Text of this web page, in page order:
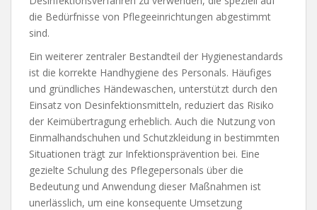
die Bedürfnisse von Pflegeeinrichtungen abgestimmt
sind.
Ein weiterer zentraler Bestandteil der Hygienestandards
ist die korrekte Handhygiene des Personals. Häufiges
und gründliches Händewaschen, unterstützt durch den
Einsatz von Desinfektionsmitteln, reduziert das Risiko
der Keimübertragung erheblich. Auch die Nutzung von
Einmalhandschuhen und Schutzkleidung in bestimmten
Situationen trägt zur Infektionsprävention bei. Eine
gezielte Schulung des Pflegepersonals über die
Bedeutung und Anwendung dieser Maßnahmen ist
unerlässlich, um eine konsequente Umsetzung